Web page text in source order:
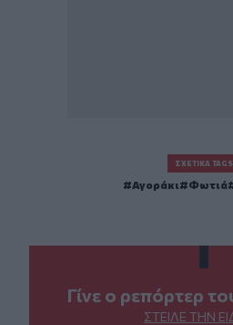
ΣΧΕΤΙΚΆ TAGS
Αγοράκι Φωτιά
Γίνε ο ρεπόρτερ
ΣΤΕΊΛΕ ΤΗΝ